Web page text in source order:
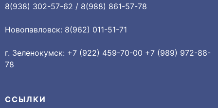
8(938) 302-57-62 / 8(988) 861-57-78
Новопавловск: 8(962) 011-51-71
г. Зеленокумск: +7 (922) 459-70-00 +7 (989) 972-88-
78
ССЫЛКИ